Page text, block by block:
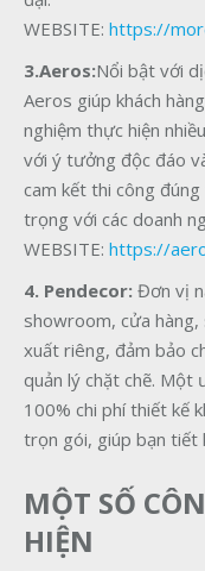
WEBSITE: https://
3.Aeros:Nổi bật với
Aeros giúp khách
nghiệm thực hiện
với ý tưởng độc đáo
cam kết thi công
trọng với các doanh
WEBSITE: https://
4. Pendecor: Đơn vị
showroom, cửa
xuất riêng, đảm bảo
quản lý chặt chẽ. Một
100% chi phí thiết kế
trọn gói, giúp bạn tiết
MỘT SỐ
HIỆN